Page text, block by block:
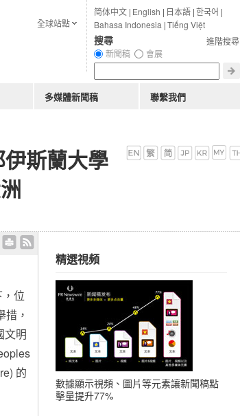
斯蘭大學
位
，
文明
的
精選視頻
數據顯示視頻、圖片等元素讓新聞稿點
擊量提升77%
简体中文| English | 日本語|한국어 |
Bahasa Indonesia |Tiếng Việt
進階搜尋
搜尋
新聞稿 會展
全球站點
多媒體新聞稿 聯繫我們